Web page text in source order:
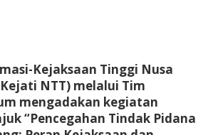
Kejaksaan Tinggi Nusa
NTT) melalui Tim
mengadakan kegiatan
“Pencegahan Tindak Pidana